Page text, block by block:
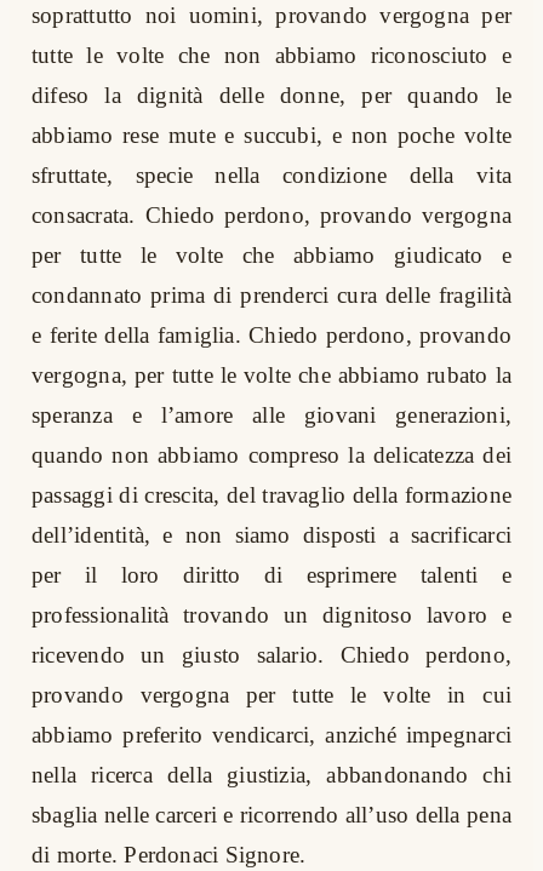
soprattutto noi uomini, provando vergogna per
tutte le volte che non abbiamo riconosciuto e
difeso la dignità delle donne, per quando le
abbiamo rese mute e succubi, e non poche volte
sfruttate, specie nella condizione della vita
consacrata. Chiedo perdono, provando vergogna
per tutte le volte che abbiamo giudicato e
condannato prima di prenderci cura delle fragilità
e ferite della famiglia. Chiedo perdono, provando
vergogna, per tutte le volte che abbiamo rubato la
speranza e l’amore alle giovani generazioni,
quando non abbiamo compreso la delicatezza dei
passaggi di crescita, del travaglio della formazione
dell’identità, e non siamo disposti a sacrificarci
per il loro diritto di esprimere talenti e
professionalità trovando un dignitoso lavoro e
ricevendo un giusto salario. Chiedo perdono,
provando vergogna per tutte le volte in cui
abbiamo preferito vendicarci, anziché impegnarci
nella ricerca della giustizia, abbandonando chi
sbaglia nelle carceri e ricorrendo all’uso della pena
di morte. Perdonaci Signore.